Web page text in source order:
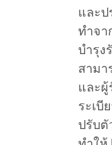
และ
ทำจา
บำรุง
สาม
และผู้
ระเบี
ปรับตั